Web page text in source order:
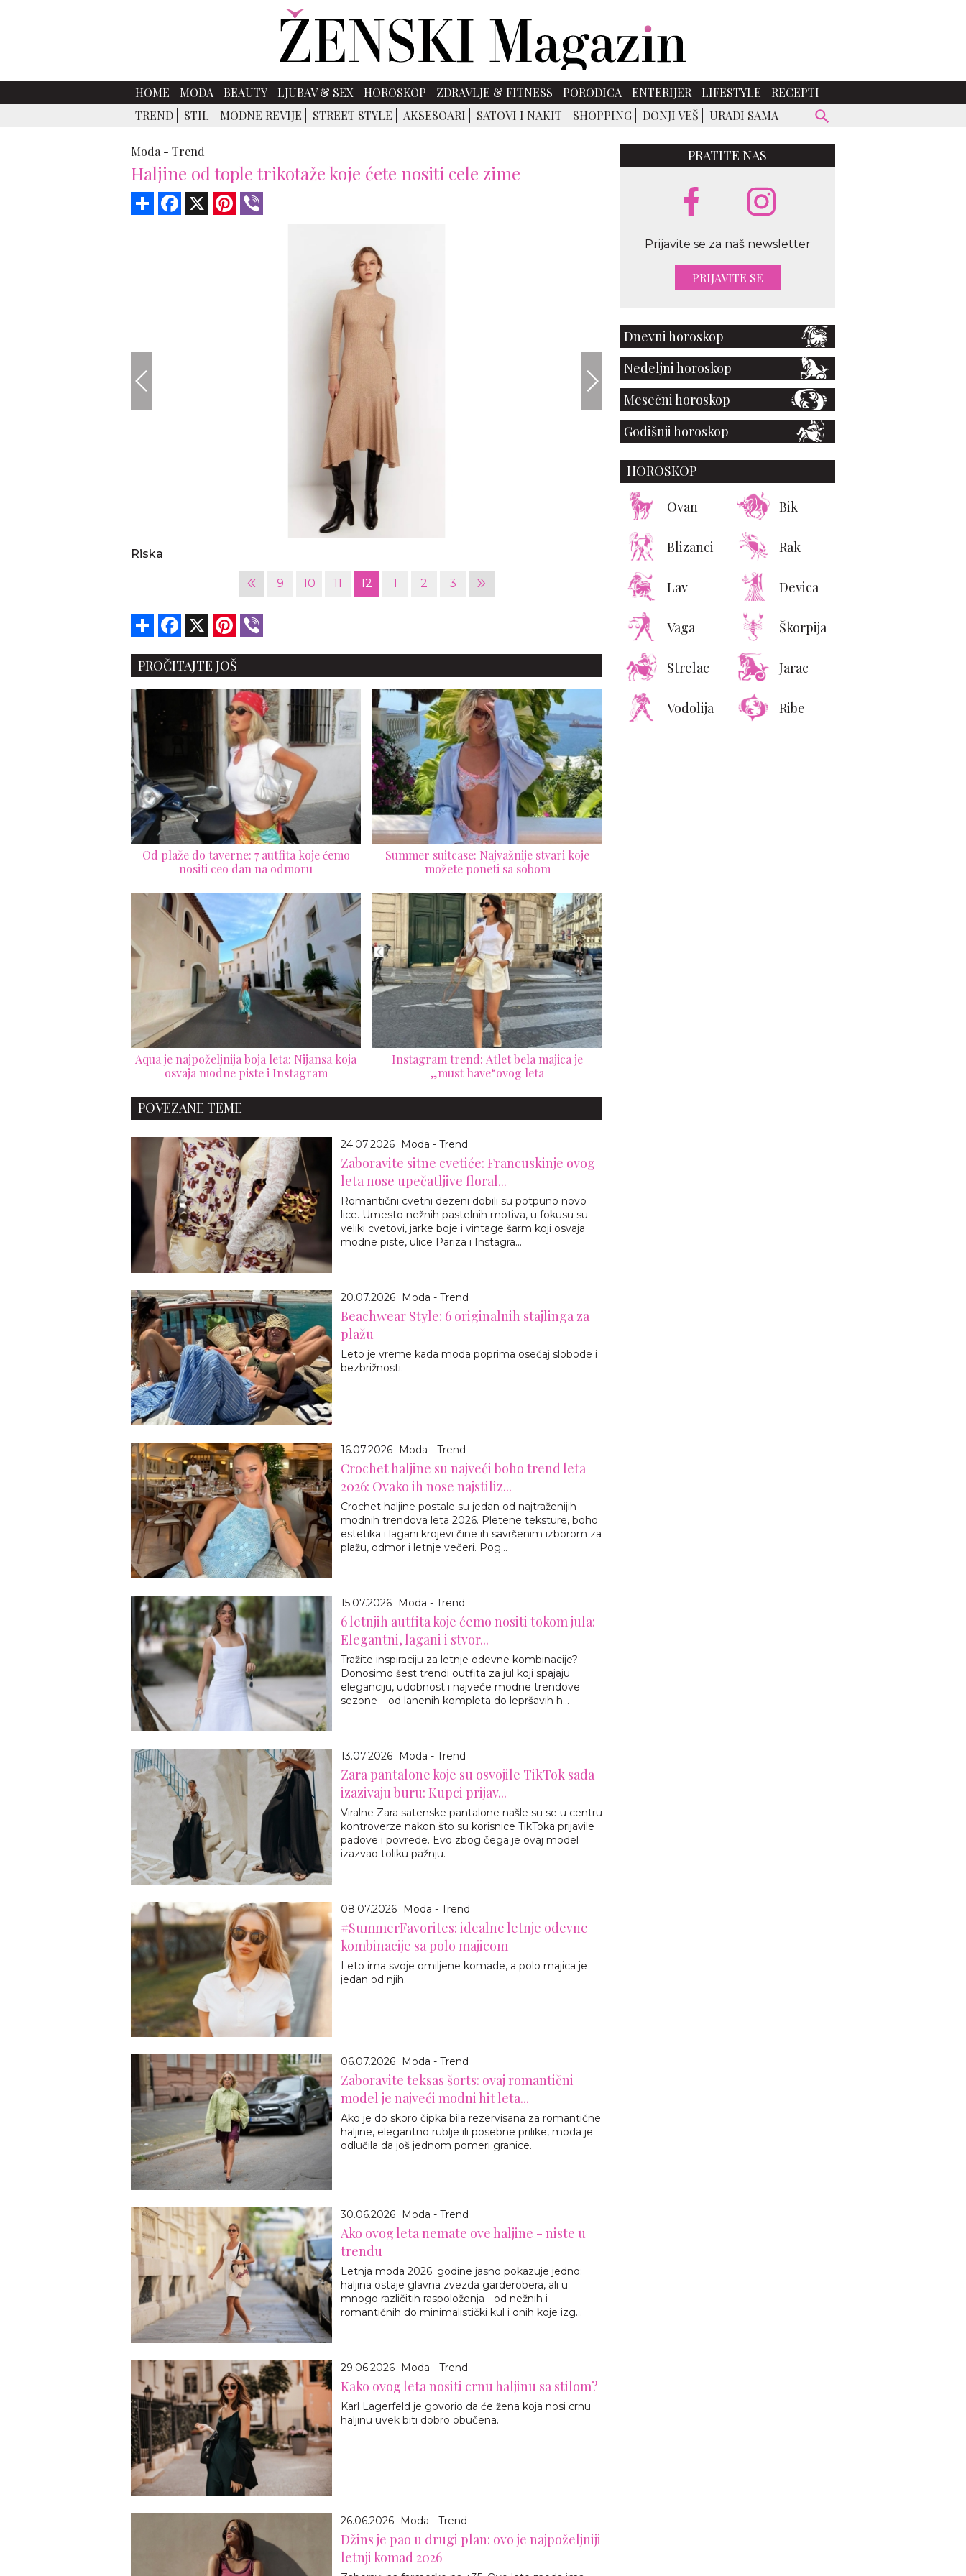
HOME MODA BEAUTY LJUBAV & SEX HOROSKOP ZDRAVLJE & FITNESS PORODICA ENTERIJER LIFESTYLE
RECEPTI
TREND
STIL MODNE REVIJE STREET STYLE AKSESOARI SATOVI I NAKIT SHOPPING DONJI VEŠ URADI SAMA
Moda - Trend
Haljine od tople trikotaže koje ćete nositi cele zime
Share Facebook Pinterest
Riska
« 9 10 11 12 1 2 3 »
Share Facebook Pinterest
PROČITAJTE JOŠ
Od plaže do taverne: 7 autfita koje ćemo
nositi ceo dan na odmoru
Summer suitcase: Najvažnije stvari koje
možete poneti sa sobom
Aqua je najpoželjnija boja leta: Nijansa koja
osvaja modne piste i Instagram
Instagram trend: Atlet bela majica je
„must have“ovog leta
POVEZANE TEME
24.07.2026 Moda - Trend
Zaboravite sitne cvetiće: Francuskinje ovog
leta nose upečatljive floral...
Romantični cvetni dezeni dobili su potpuno novo
lice. Umesto nežnih pastelnih motiva, u fokusu su
veliki cvetovi, jarke boje i vintage šarm koji osvaja
modne piste, ulice Pariza i Instagra...
20.07.2026 Moda - Trend
Beachwear Style: 6 originalnih stajlinga za
plažu
Leto je vreme kada moda poprima osećaj slobode i
bezbrižnosti.
16.07.2026 Moda - Trend
Crochet haljine su najveći boho trend leta
2026: Ovako ih nose najstiliz...
Crochet haljine postale su jedan od najtraženijih
modnih trendova leta 2026. Pletene teksture, boho
estetika i lagani krojevi čine ih savršenim izborom za
plažu, odmor i letnje večeri. Pog...
15.07.2026 Moda - Trend
6 letnjih autfita koje ćemo nositi tokom jula:
Elegantni, lagani i stvor...
Tražite inspiraciju za letnje odevne kombinacije?
Donosimo šest trendi outfita za jul koji spajaju
eleganciju, udobnost i najveće modne trendove
sezone – od lanenih kompleta do lepršavih h...
13.07.2026 Moda - Trend
Zara pantalone koje su osvojile TikTok sada
izazivaju buru: Kupci prijav...
Viralne Zara satenske pantalone našle su se u centru
kontroverze nakon što su korisnice TikToka prijavile
padove i povrede. Evo zbog čega je ovaj model
izazvao toliku pažnju.
08.07.2026 Moda - Trend
#SummerFavorites: idealne letnje odevne
kombinacije sa polo majicom
Leto ima svoje omiljene komade, a polo majica je
jedan od njih.
06.07.2026 Moda - Trend
Zaboravite teksas šorts: ovaj romantični
model je najveći modni hit leta...
Ako je do skoro čipka bila rezervisana za romantične
haljine, elegantno rublje ili posebne prilike, moda je
odlučila da još jednom pomeri granice.
30.06.2026 Moda - Trend
Ako ovog leta nemate ove haljine - niste u
trendu
Letnja moda 2026. godine jasno pokazuje jedno:
haljina ostaje glavna zvezda garderobera, ali u
mnogo različitih raspoloženja - od nežnih i
romantičnih do minimalistički kul i onih koje izg...
29.06.2026 Moda - Trend
Kako ovog leta nositi crnu haljinu sa stilom?
Karl Lagerfeld je govorio da će žena koja nosi crnu
haljinu uvek biti dobro obučena.
26.06.2026 Moda - Trend
Džins je pao u drugi plan: ovo je najpoželjniji
letnji komad 2026
PRATITE NAS
Prijavite se za naš newsletter
PRIJAVITE SE
Dnevni horoskop
Nedeljni horoskop
Mesečni horoskop
Godišnji horoskop
HOROSKOP
Ovan Bik
Blizanci Rak
Lav Devica
Vaga Škorpija
Strelac Jarac
Vodolija Ribe